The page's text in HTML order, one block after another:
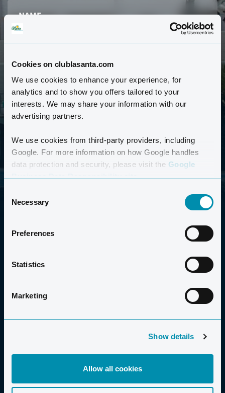
Cookies on clublasanta.com
We use cookies to enhance your experience, for
analytics and to show you offers tailored to your
interests. We may share your information with our
advertising partners.
We use cookies from third-party providers, including
Google. For more information on how Google handles
data protection and security, please visit the Google
Selection
Necessary
Preferences
Statistics
Marketing
Show details
Allow all cookies
ANMELDEN
Den Datenschutz-Hinweis habe ich gelesen und
Familien